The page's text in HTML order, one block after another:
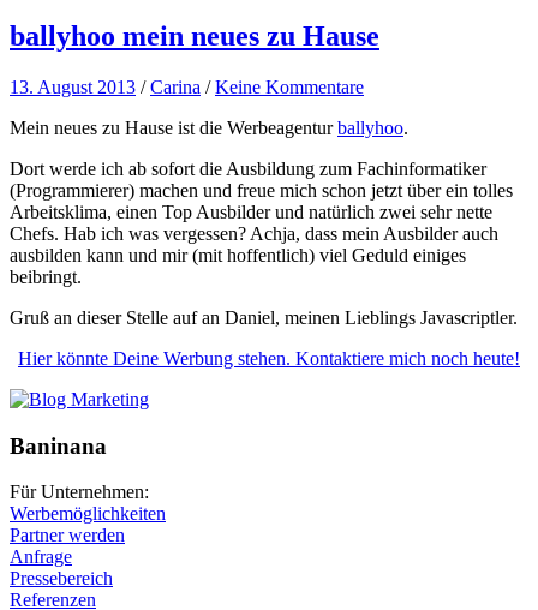
ballyhoo mein neues zu Hause
13. August 2013 /Carina /Keine Kommentare
Mein neues zu Hause ist die Werbeagenturballyhoo.
Dort werde ich ab sofort die Ausbildung zum Fachinformatiker
(Programmierer) machen und freue mich schon jetzt über ein tolles
Arbeitsklima, einen Top Ausbilder und natürlich zwei sehr nette
Chefs. Hab ich was vergessen? Achja, dass mein Ausbilder auch
ausbilden kann und mir (mit hoffentlich) viel Geduld einiges
beibringt.
Gruß an dieser Stelle auf an Daniel, meinen Lieblings Javascriptler.
Hier könnte Deine Werbung stehen. Kontaktiere mich noch heute!
Baninana
Für Unternehmen:
Werbemöglichkeiten
Partner werden
Anfrage
Pressebereich
Referenzen